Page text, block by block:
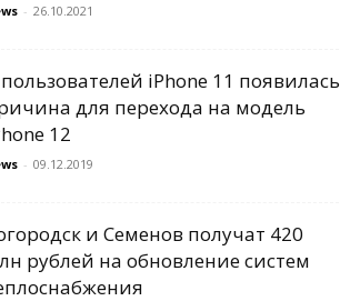
- 26.10.2021
iPhone 11 появилась
для перехода на модель
12
- 09.12.2019
и Семенов получат 420
рублей на обновление систем